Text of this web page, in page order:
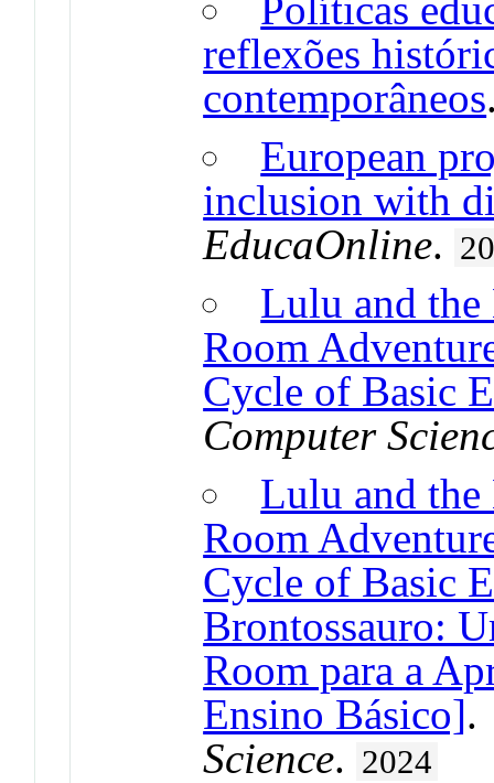
reflexões
contemporâneos
European
inclusion with
EducaOnline.
Lulu and the
Room
Cycle of Basic
Computer
Lulu and the
Room
Cycle of Basic
Brontossauro:
Room para a
Ensino Básico]
Science. 2024